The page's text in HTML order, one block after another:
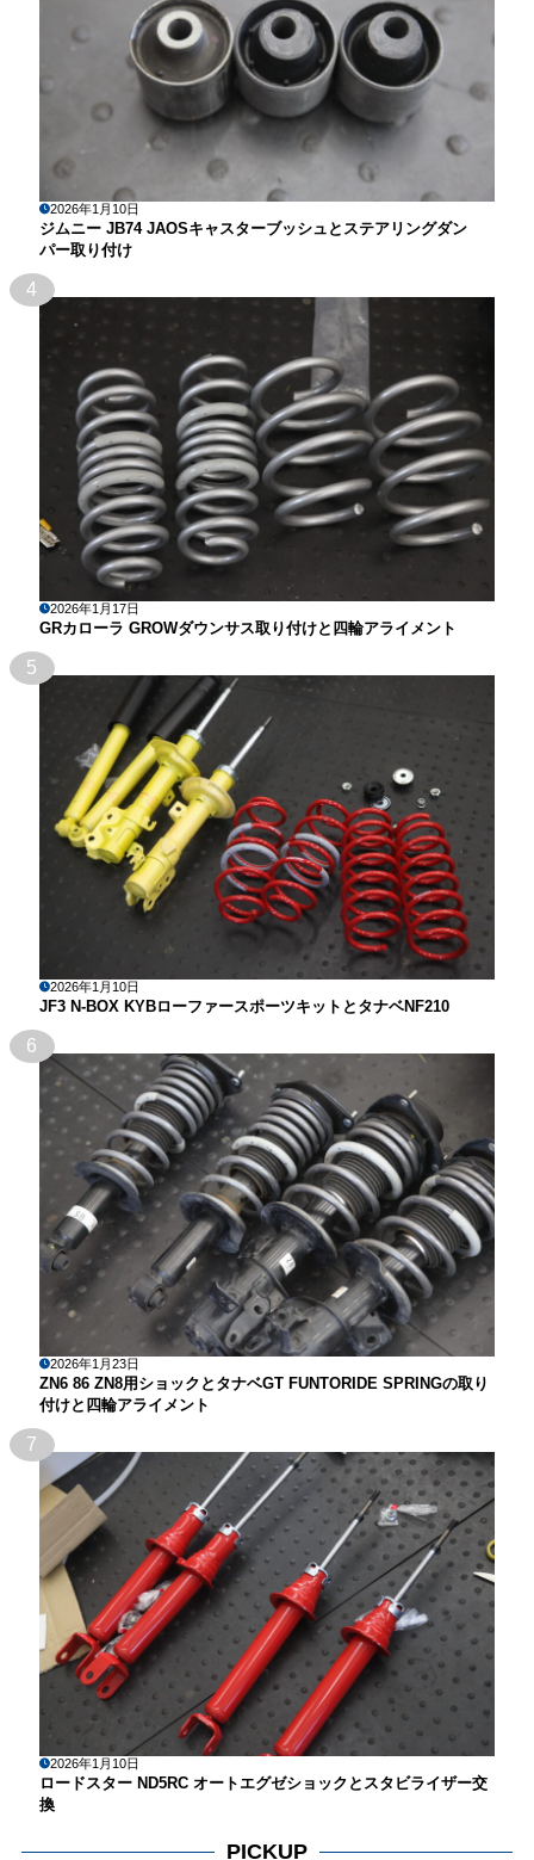
2026年1月10日
ジムニー JB74 JAOSキャスターブッシュとステアリングダン
パー取り付け
4
2026年1月17日
GRカローラ GROWダウンサス取り付けと四輪アライメント
5
2026年1月10日
JF3 N-BOX KYBローファースポーツキットとタナベNF210
6
2026年1月23日
ZN6 86 ZN8用ショックとタナベGT FUNTORIDE SPRINGの取り
付けと四輪アライメント
7
2026年1月10日
ロードスター ND5RC オートエグゼショックとスタビライザー交
換
PICKUP